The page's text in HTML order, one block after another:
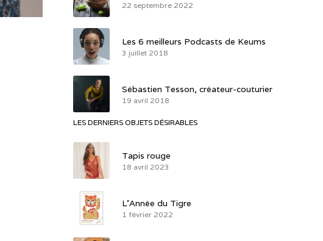
22 septembre 2022
Les 6 meilleurs Podcasts de Keums
3 juillet 2018
Sébastien Tesson, créateur-couturier
19 avril 2018
LES DERNIERS OBJETS DÉSIRABLES
Tapis rouge
18 avril 2023
L’Année du Tigre
1 février 2022